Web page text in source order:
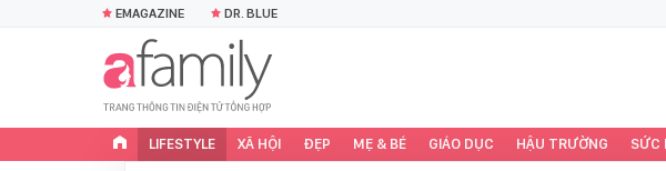
EMAGAZINE DR. BLUE
LIFESTYLE XÃ HỘI ĐẸP MẸ & BÉ GIÁO DỤC HẬU TRƯỜNG SỨC